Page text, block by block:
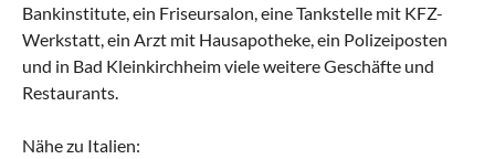
Bankinstitute, ein Friseursalon, eine Tankstelle mit KFZ-
Werkstatt, ein Arzt mit Hausapotheke, ein Polizeiposten
und in Bad Kleinkirchheim viele weitere Geschäfte und
Restaurants.
Nähe zu Italien: